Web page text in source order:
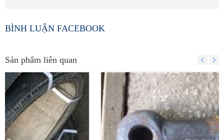
BÌNH LUẬN FACEBOOK
Sản phẩm liên quan